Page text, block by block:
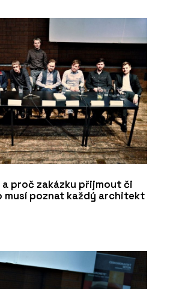
dřez Maris - Franke
a proč zakázku přijmout či
musí poznat každý architekt